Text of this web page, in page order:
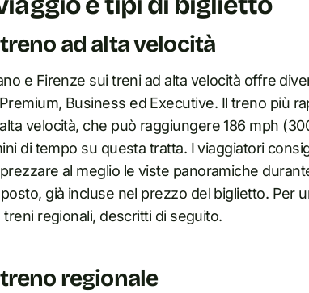
ad alta velocità
e Firenze sui treni ad alta velocità offre
Business ed Executive. Il treno più
velocità, che può raggiungere 186 mph
di tempo su questa tratta. I viaggiatori
al meglio le viste panoramiche
già incluse nel prezzo del biglietto. Per
regionali, descritti di seguito.
regionale